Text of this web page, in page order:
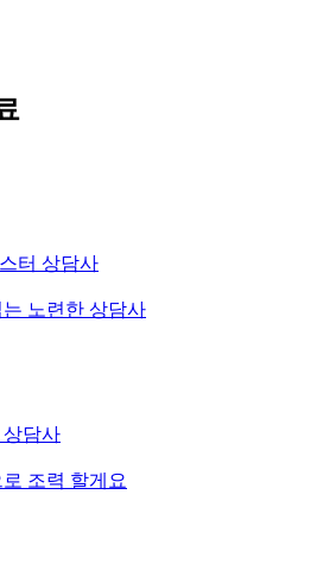
터 상담사
노련한 상담사
상담사
조력 할게요